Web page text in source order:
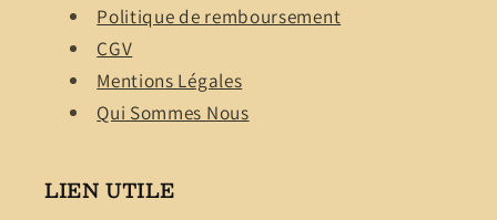
Politique de remboursement
CGV
Mentions Légales
Qui Sommes Nous
LIEN UTILE